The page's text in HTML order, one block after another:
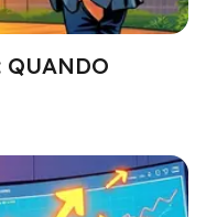
QUANDO